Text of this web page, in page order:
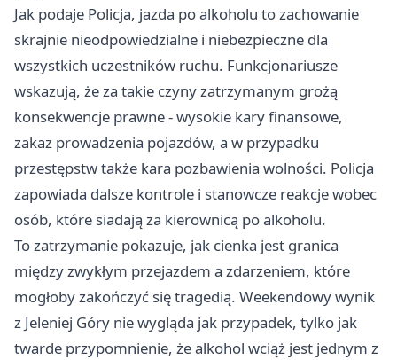
Jak podaje Policja, jazda po alkoholu to zachowanie
skrajnie nieodpowiedzialne i niebezpieczne dla
wszystkich uczestników ruchu. Funkcjonariusze
wskazują, że za takie czyny zatrzymanym grożą
konsekwencje prawne - wysokie kary finansowe,
zakaz prowadzenia pojazdów, a w przypadku
przestępstw także kara pozbawienia wolności. Policja
zapowiada dalsze kontrole i stanowcze reakcje wobec
osób, które siadają za kierownicą po alkoholu.
To zatrzymanie pokazuje, jak cienka jest granica
między zwykłym przejazdem a zdarzeniem, które
mogłoby zakończyć się tragedią. Weekendowy wynik
z Jeleniej Góry nie wygląda jak przypadek, tylko jak
twarde przypomnienie, że alkohol wciąż jest jednym z